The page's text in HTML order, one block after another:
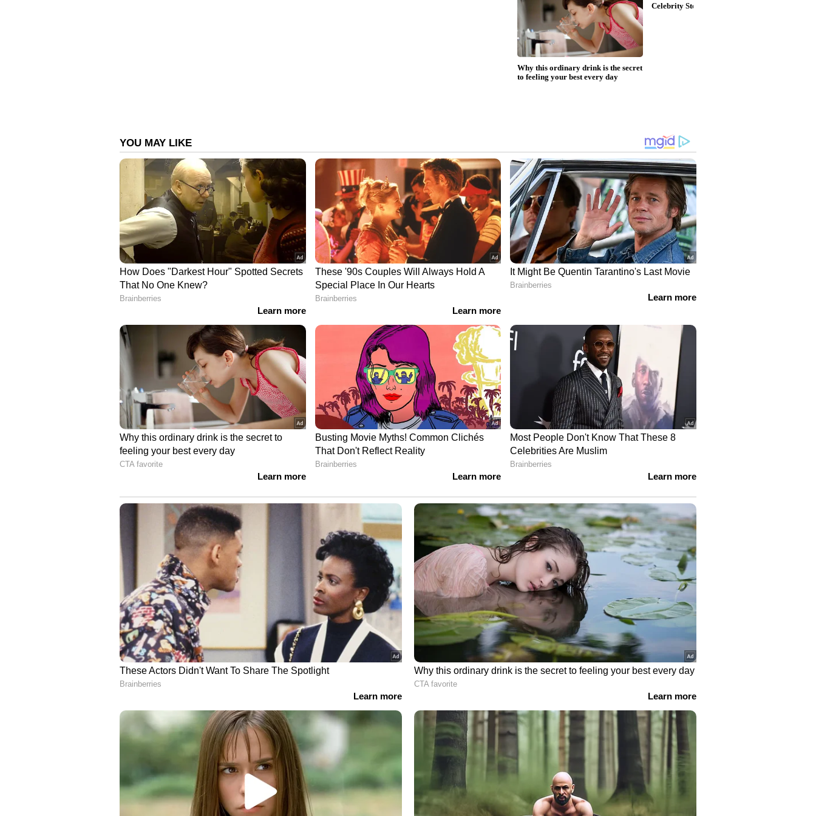
Related Articles
'ഞാൻ മൊത്തത്തിൽ തകർന്ന്
നിൽക്കുകയായിരുന്നു, ആ
സ്ത്രീ ഇറങ്ങി വന്ന് എന്റെ
മുഖത്തടിച്ചു'; തുറന്നുപറഞ്ഞ്
അഞ്ജു ജോസഫ്
'എന്നെ ഹാപ്പിയാക്കി വച്ചിരുന്നത്
ഞാൻ തന്നെ, ഡിവോഴ്സ് ഒരു
കുറ്റമല്ല..'; തുറന്നുപറഞ്ഞ്
അഞ്ജു ജോസഫ്